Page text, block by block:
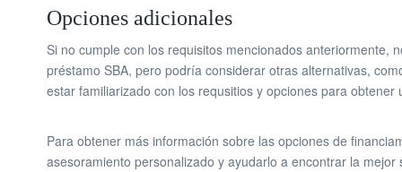
Opciones adicionales
Si no cumple con los requisitos mencionados anteriormente,
préstamo SBA, pero podría considerar otras alternativas,
estar familiarizado con los requsitios y opciones para obtener
Para obtener más información sobre las opciones de
asesoramiento personalizado y ayudarlo a encontrar la mejor